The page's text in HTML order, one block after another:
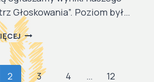
Głoskowania”. Poziom był…
MISTRZ
GŁOSKOWANIA
!
2 3 4 …
12